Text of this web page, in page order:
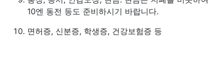
10엔 동전 등도 준비하시기 바랍니다.
면허증, 신분증, 학생증, 건강보험증 등